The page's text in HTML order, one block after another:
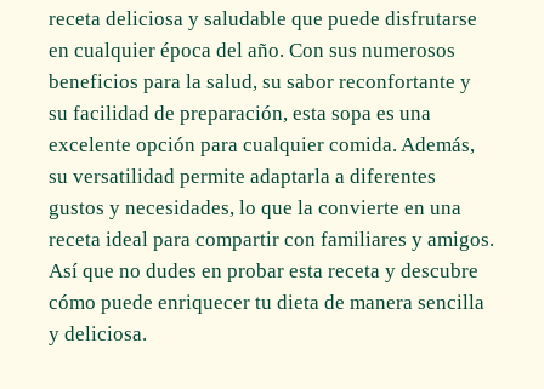
receta deliciosa y saludable que puede disfrutarse
en cualquier época del año. Con sus numerosos
beneficios para la salud, su sabor reconfortante y
su facilidad de preparación, esta sopa es una
excelente opción para cualquier comida. Además,
su versatilidad permite adaptarla a diferentes
gustos y necesidades, lo que la convierte en una
receta ideal para compartir con familiares y amigos.
Así que no dudes en probar esta receta y descubre
cómo puede enriquecer tu dieta de manera sencilla
y deliciosa.